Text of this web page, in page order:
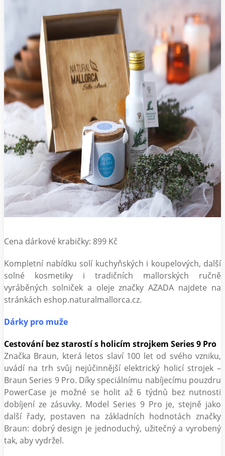
Cena dárkové krabičky: 899 Kč
Kompletní nabídku solí kuchyňských i koupelových, další
solné kosmetiky i tradičních mallorských ručně
vyráběných solniček a oleje značky AZADA najdete na
stránkách eshop.naturalmallorca.cz.
Dárky pro muže
Cestování bez starostí s holicím strojkem Series 9 Pro
Značka Braun, která letos slaví 100 let od svého vzniku,
uvádí na trh svůj nejúčinnější elektrický holicí strojek –
Braun Series 9 Pro. Díky speciálnímu nabíjecímu pouzdru
PowerCase je možné se holit až 6 týdnů bez nutnosti
dobíjení ze zásuvky. Model Series 9 Pro je, stejně jako
další řady, postaven na základních hodnotách značky
Braun: dobrý design je jednoduchý, užitečný a vyrobený
tak, aby vydržel.